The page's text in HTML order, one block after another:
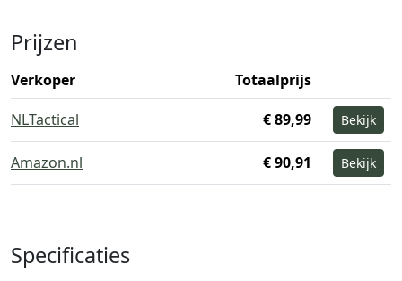
Prijzen
Verkoper
Totaalprijs
NLTactical
€ 89,99 Bekijk
Amazon.nl € 90,91 Bekijk
Specificaties